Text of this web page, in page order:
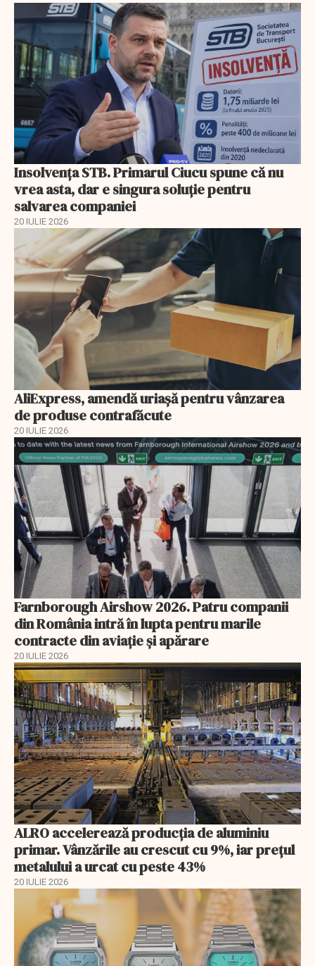
Insolvenţa STB. Primarul Ciucu spune că nu
vrea asta, dar e singura soluţie pentru
salvarea companiei
20 IULIE 2026
AliExpress, amendă uriaşă pentru vânzarea
de produse contrafăcute
20 IULIE 2026
Farnborough Airshow 2026. Patru companii
din România intră în lupta pentru marile
contracte din aviație și apărare
20 IULIE 2026
ALRO accelerează producția de aluminiu
primar. Vânzările au crescut cu 9%, iar prețul
metalului a urcat cu peste 43%
20 IULIE 2026